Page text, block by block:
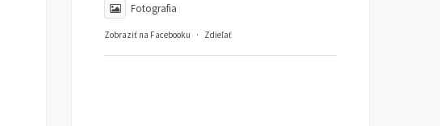
Fotografia
Zobraziť na Facebooku · Zdieľať